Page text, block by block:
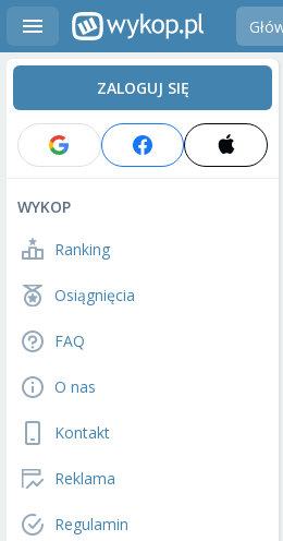
ZALOGUJ SIĘ
WYKOP
Ranking
Osiągnięcia
FAQ
O nas
Kontakt
Reklama
Regulamin